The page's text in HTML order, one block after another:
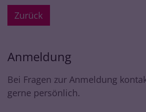
Zurück
Anmeldung
Bei Fragen zur Anmeldung
gerne persönlich.